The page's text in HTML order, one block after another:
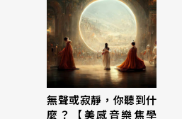
無聲或寂靜，你聽到什
麼？【美感音樂焦學